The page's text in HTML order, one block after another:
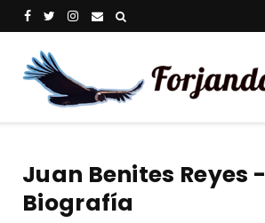
Juan Benites Reyes -
Biografía